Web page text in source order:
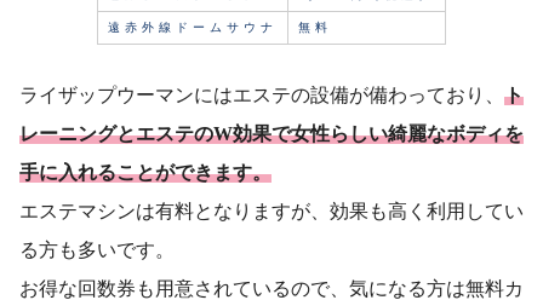
遠赤外線ドームサウナ 無料
ライザップウーマンにはエステの設備が備わっており、 ト
レーニングとエステのW効果で女性らしい綺麗なボディを
手に入れることができます。
エステマシンは有料となりますが、効果も高く利用してい
る方も多いです。
お得な回数券も用意されているので、気になる方は無料カ